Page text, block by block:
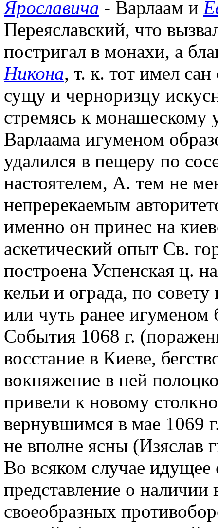
Ярославича - Варлаам и
Переяславский, что
постригал в монахи, а
Никона, т. к. тот имел
сущу и черноризцу
стремясь к монашескому
Варлаама игуменом
удалился в пещеру по
настоятелем, А. тем не
непререкаемым
именно он принес на
аскетический опыт Св.
построена Успенская ц.
кельи и ограда, по
или чуть ранее
События 1068 г.
восстание в Киеве,
вокняжение в ней
привели к новому
вернувшимся в мае 1069
не вполне ясны (Изяслав
Во всяком случае
представление о
своеобразных